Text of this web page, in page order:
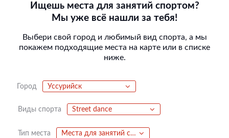
Ищешь места для занятий спортом?
Мы уже всё нашли за тебя!
Выбери свой город и любимый вид спорта, а мы
покажем подходящие места на карте или в списке
ниже.
Город Уссурийск
Виды спорта Street dance
Тип места Места для занятий спортом